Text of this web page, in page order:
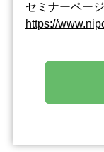
セミナーペー
https://